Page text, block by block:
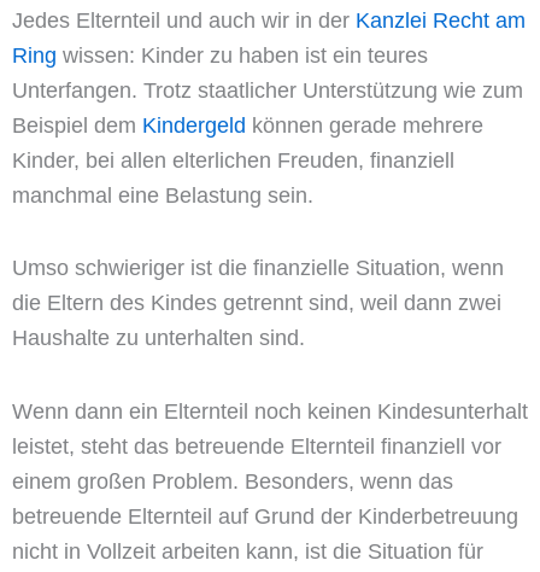
Jedes Elternteil und auch wir in der Kanzlei Recht am
Ring wissen: Kinder zu haben ist ein teures
Unterfangen. Trotz staatlicher Unterstützung wie zum
Beispiel dem Kindergeld können gerade mehrere
Kinder, bei allen elterlichen Freuden, finanziell
manchmal eine Belastung sein.
Umso schwieriger ist die finanzielle Situation, wenn
die Eltern des Kindes getrennt sind, weil dann zwei
Haushalte zu unterhalten sind.
Wenn dann ein Elternteil noch keinen Kindesunterhalt
leistet, steht das betreuende Elternteil finanziell vor
einem großen Problem. Besonders, wenn das
betreuende Elternteil auf Grund der Kinderbetreuung
nicht in Vollzeit arbeiten kann, ist die Situation für